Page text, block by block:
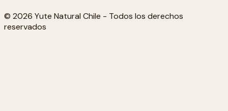
© 2026 Yute Natural Chile - Todos los derechos
reservados